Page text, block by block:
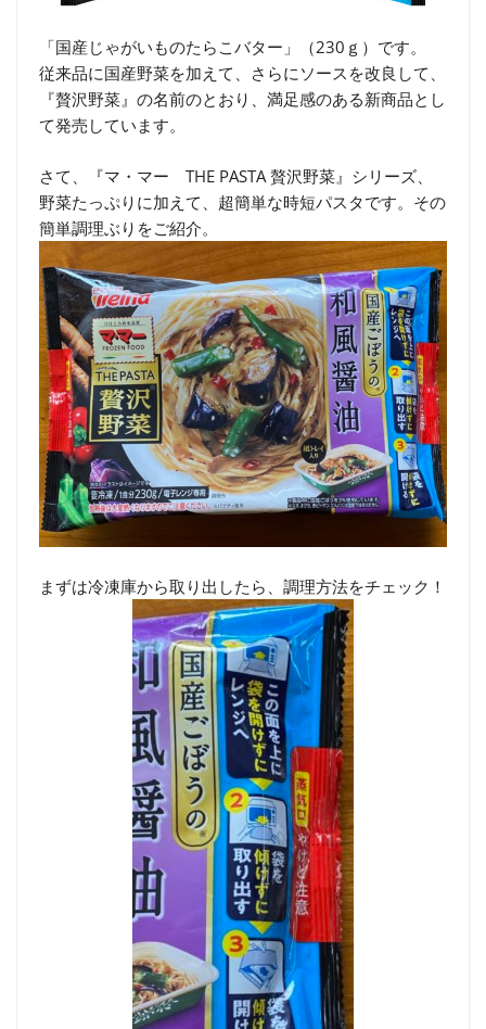
「国産じゃがいものたらこバター」（230ｇ）です。
従来品に国産野菜を加えて、さらにソースを改良して、
『贅沢野菜』の名前のとおり、満足感のある新商品とし
て発売しています。
さて、『マ・マー THE PASTA 贅沢野菜』シリーズ、
野菜たっぷりに加えて、超簡単な時短パスタです。その
簡単調理ぶりをご紹介。
まずは冷凍庫から取り出したら、調理方法をチェック！